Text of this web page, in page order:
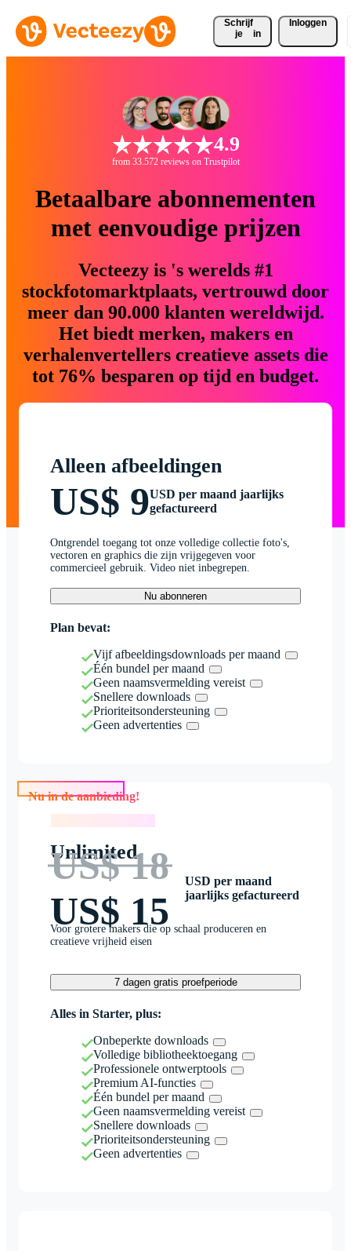
Schrijf
je
in
Inloggen
4.9
from 33.572 reviews on Trustpilot
Betaalbare abonnementen
met eenvoudige prijzen
Vecteezy is 's werelds #1
stockfotomarktplaats, vertrouwd door
meer dan 90.000 klanten wereldwijd.
Het biedt merken, makers en
verhalenvertellers creatieve assets die
tot 76% besparen op tijd en budget.
Alleen afbeeldingen
US$ 9USD per maand jaarlijks
gefactureerd
Ontgrendel toegang tot onze volledige collectie foto's,
vectoren en graphics die zijn vrijgegeven voor
commercieel gebruik. Video niet inbegrepen.
Nu abonneren
Plan bevat:
Vijf afbeeldingsdownloads per maand
Één bundel per maand
Geen naamsvermelding vereist
Snellere downloads
Prioriteitsondersteuning
Geen advertenties
Nu in de aanbieding!
Unlimited
US$ 18
US$ 15
USD per maand
jaarlijks gefactureerd
Voor grotere makers die op schaal produceren en
creatieve vrijheid eisen
7 dagen gratis proefperiode
Alles in Starter, plus:
Onbeperkte downloads
Volledige bibliotheektoegang
Professionele ontwerptools
Premium AI-functies
Één bundel per maand
Geen naamsvermelding vereist
Snellere downloads
Prioriteitsondersteuning
Geen advertenties